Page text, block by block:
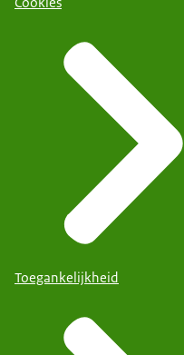
Toegankelijkheid